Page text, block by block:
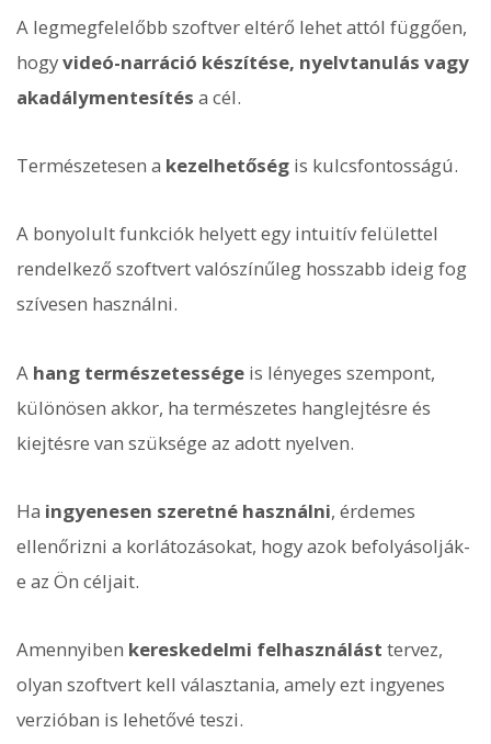
A legmegfelelőbb szoftver eltérő lehet attól függően,
hogyvideó-narráció készítése, nyelvtanulás vagy
akadálymentesítés a cél.
Természetesen a kezelhetőség is kulcsfontosságú.
A bonyolult funkciók helyett egy intuitív felülettel
rendelkező szoftvert valószínűleg hosszabb ideig fog
szívesen használni.
A hang természetessége is lényeges szempont,
különösen akkor, ha természetes hanglejtésre és
kiejtésre van szüksége az adott nyelven.
Ha ingyenesen szeretné használni, érdemes
ellenőrizni a korlátozásokat, hogy azok befolyásolják-
e az Ön céljait.
Amennyiben kereskedelmi felhasználást tervez,
olyan szoftvert kell választania, amely ezt ingyenes
verzióban is lehetővé teszi.